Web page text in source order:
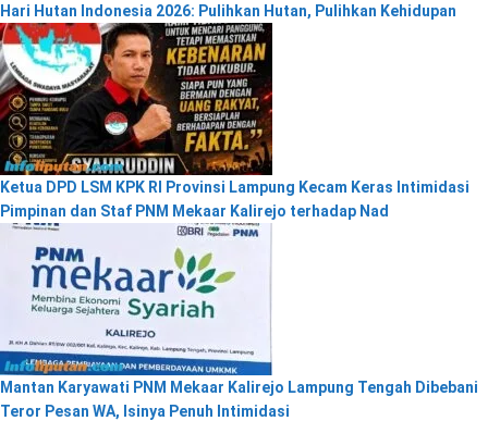
Hari Hutan Indonesia 2026: Pulihkan Hutan, Pulihkan Kehidupan
Ketua DPD LSM KPK RI Provinsi Lampung Kecam Keras Intimidasi
Pimpinan dan Staf PNM Mekaar Kalirejo terhadap Nad
Mantan Karyawati PNM Mekaar Kalirejo Lampung Tengah Dibebani
Teror Pesan WA, Isinya Penuh Intimidasi